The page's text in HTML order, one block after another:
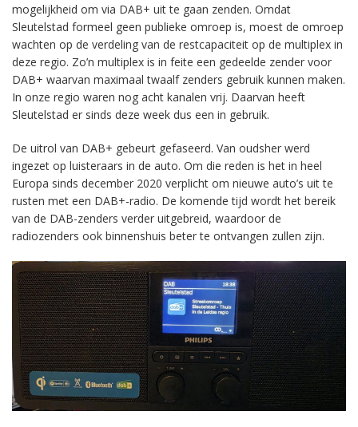
mogelijkheid om via DAB+ uit te gaan zenden. Omdat
Sleutelstad formeel geen publieke omroep is, moest de omroep
wachten op de verdeling van de restcapaciteit op de multiplex in
deze regio. Zo’n multiplex is in feite een gedeelde zender voor
DAB+ waarvan maximaal twaalf zenders gebruik kunnen maken.
In onze regio waren nog acht kanalen vrij. Daarvan heeft
Sleutelstad er sinds deze week dus een in gebruik.
De uitrol van DAB+ gebeurt gefaseerd. Van oudsher werd
ingezet op luisteraars in de auto. Om die reden is het in heel
Europa sinds december 2020 verplicht om nieuwe auto’s uit te
rusten met een DAB+-radio. De komende tijd wordt het bereik
van de DAB-zenders verder uitgebreid, waardoor de
radiozenders ook binnenshuis beter te ontvangen zullen zijn.